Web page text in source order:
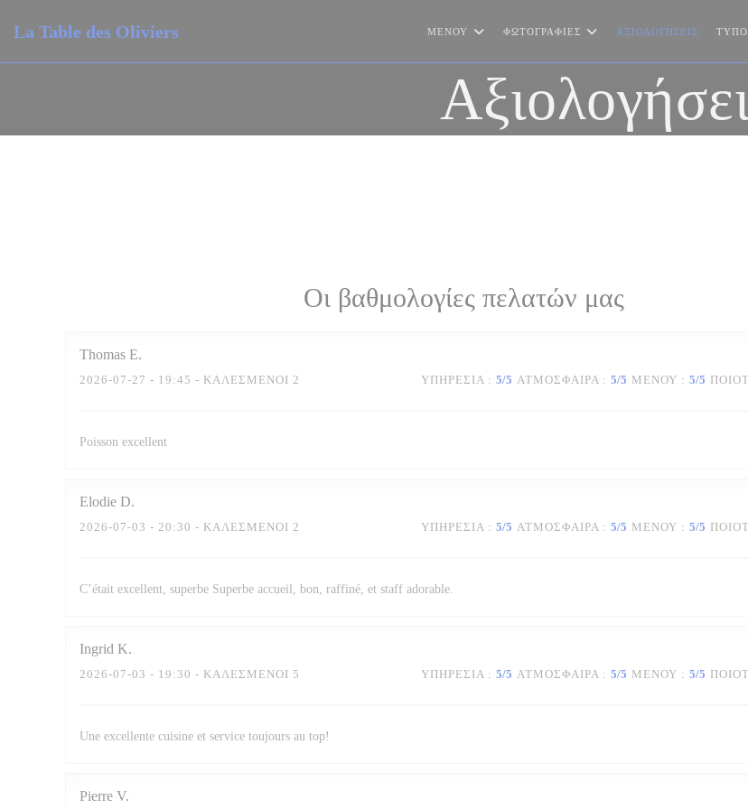
La Table des Oliviers ΜΕΝΟΎ ΦΩΤΟΓΡΑΦΊΕΣ ΑΞΙΟΛΟΓΉΣΕΙΣ
Οι βαθμολογίες πελατών μας
Thomas E
2026-07-27 - 19:45 - ΚΑΛΕΣΜΈΝΟΙ 2 ΥΠΗΡΕΣΊΑ : 5/5 ΑΤΜΌΣΦΑΙΡΑ : 5/5 ΜΕΝΟΎ : 5/5
Poisson excellent
Elodie D
2026-07-03 - 20:30 - ΚΑΛΕΣΜΈΝΟΙ 2 ΥΠΗΡΕΣΊΑ : 5/5 ΑΤΜΌΣΦΑΙΡΑ : 5/5 ΜΕΝΟΎ : 5/5
C’était excellent, superbe Superbe accueil, bon, raffiné, et staff adorable.
Ingrid K
2026-07-03 - 19:30 - ΚΑΛΕΣΜΈΝΟΙ 5 ΥΠΗΡΕΣΊΑ : 5/5 ΑΤΜΌΣΦΑΙΡΑ : 5/5 ΜΕΝΟΎ : 5/5
Une excellente cuisine et service toujours au top!
Pierre V